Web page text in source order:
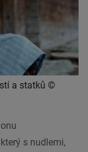
a statků ©
s nudlemi,